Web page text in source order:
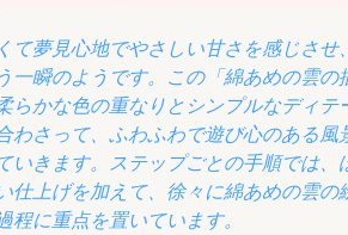
て夢見心地でやさしい甘さを感じさせ
一瞬のようです。この「綿あめの雲の
らかな色の重なりとシンプルなディテ
わさって、ふわふわで遊び心のある風
いきます。ステップごとの手順では、
仕上げを加えて、徐々に綿あめの雲の
に重点を置いています。